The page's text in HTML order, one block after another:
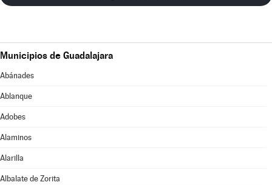
Municipios de Guadalajara
Abánades
Ablanque
Adobes
Alaminos
Alarilla
Albalate de Zorita